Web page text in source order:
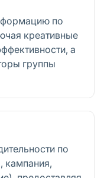
по
креативные
а
группы
по
кампания,